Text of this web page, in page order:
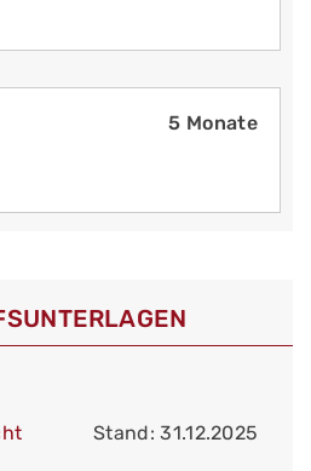
5 Monate
Stand: 31.12.2025